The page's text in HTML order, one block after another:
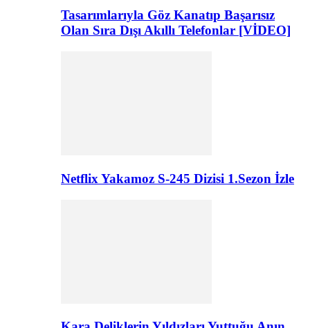
Tasarımlarıyla Göz Kanatıp Başarısız
Olan Sıra Dışı Akıllı Telefonlar [VİDEO]
Netflix Yakamoz S-245 Dizisi 1.Sezon İzle